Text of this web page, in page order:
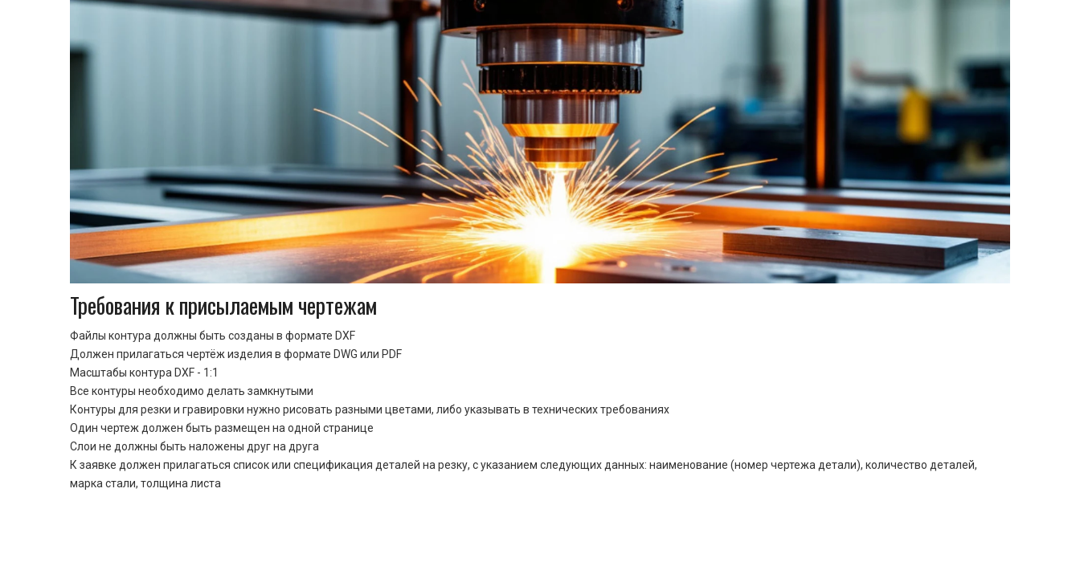
Требования к присылаемым чертежам
Файлы контура должны быть созданы в формате DXF
Должен прилагаться чертёж изделия в формате DWG или PDF
Масштабы контура DXF - 1:1
Все контуры необходимо делать замкнутыми
Контуры для резки и гравировки нужно рисовать разными цветами, либо указывать в технических требованиях
Один чертеж должен быть размещен на одной странице
Cлои не должны быть наложены друг на друга
К заявке должен прилагаться список или спецификация деталей на резку, с указанием следующих данных: наименование (номер чертежа детали), количество деталей,
марка стали, толщина листа